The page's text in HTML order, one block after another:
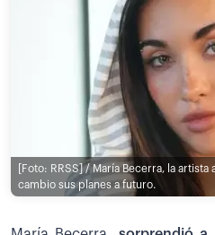
[Foto: RRSS] / María Becerra, la
cambio sus planes a futuro.